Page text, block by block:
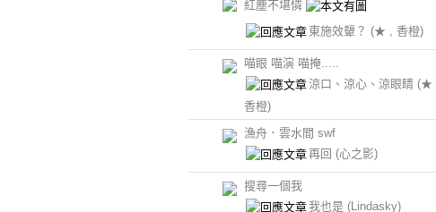
紅塵不堪憐
東施效顰？ (★ , 香橙)
喵眼 喵演 喵掩.....
涼口、涼心、涼眼睛 (★ ,
香橙)
漁舟．雲水間 swf
再回 (心之影)
搜尋一個我
我也是 (Lindasky)